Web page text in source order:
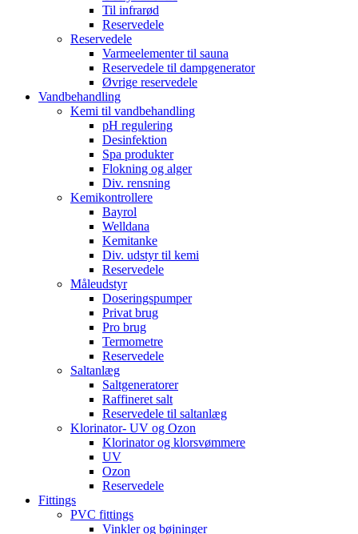
Til infrarød
Reservedele
Reservedele
Varmeelementer til sauna
Reservedele til dampgenerator
Øvrige reservedele
Vandbehandling
Kemi til vandbehandling
pH regulering
Desinfektion
Spa produkter
Flokning og alger
Div. rensning
Kemikontrollere
Bayrol
Welldana
Kemitanke
Div. udstyr til kemi
Reservedele
Måleudstyr
Doseringspumper
Privat brug
Pro brug
Termometre
Reservedele
Saltanlæg
Saltgeneratorer
Raffineret salt
Reservedele til saltanlæg
Klorinator- UV og Ozon
Klorinator og klorsvømmere
UV
Ozon
Reservedele
Fittings
PVC fittings
Vinkler og bøjninger